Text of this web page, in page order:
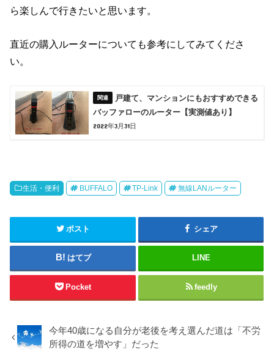
ら楽しんで行きたいと思います。
直近の購入ルーターについても参考にしてみてくださ
い。
戸建て、マンションにもおすすめできる
バッファローのルーター【実測値あり】
2022年3月31日
生活・便利 BUFFALO TP-Link 無線LANルーター
ポスト シェア
はてブ LINE
Pocket feedly
今年40歳になる自分が老後を考え選んだ道は「不労
所得の道を増やす」だった